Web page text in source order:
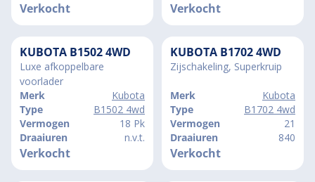
Verkocht Verkocht
KUBOTA B1502 4WD
Luxe afkoppelbare
voorlader
Merk
Kubota
Type
B1502 4wd
Vermogen
18 Pk
Draaiuren
n.v.t.
Verkocht
KUBOTA B1702 4WD
Zijschakeling, Superkruip
Merk
Kubota
Type
B1702 4wd
Vermogen
21
Draaiuren
840
Verkocht